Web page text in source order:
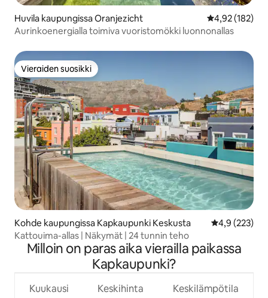
Huvila kaupungissa Oranjezicht
4,92 (182)
Aurinkoenergialla toimiva vuoristomökki luonnonallas
Vieraiden suosikki
Vieraiden suosikki
Kohde kaupungissa Kapkaupunki Keskusta
4,9 (223)
Kattouima-allas | Näkymät | 24 tunnin teho
Milloin on paras aika vierailla paikassa
Kapkaupunki?
Kuukausi Keskihinta Keskilämpötila